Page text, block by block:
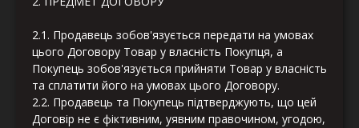
2.1. Продавець зобов'язується передати на умовах
цього Договору Товар у власність Покупця, а
Покупець зобов'язується прийняти Товар у власність
та сплатити його на умовах цього Договору.
2.2. Продавець та Покупець підтверджують, що цей
Договір не є фіктивним, уявним правочином, угодою,